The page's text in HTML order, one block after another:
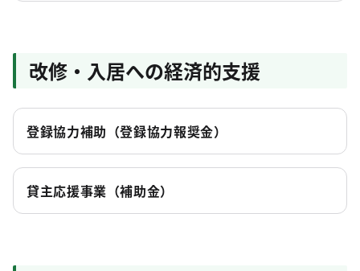
改修・入居への経済的支援
登録協力補助（登録協力報奨金）
貸主応援事業（補助金）